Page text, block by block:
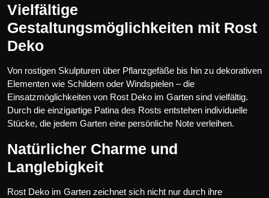
Vielfältige
Gestaltungsmöglichkeiten mit Rost
Deko
Von rostigen Skulpturen über Pflanzgefäße bis hin zu dekorativen
Elementen wie Schildern oder Windspielen – die
Einsatzmöglichkeiten von Rost Deko im Garten sind vielfältig.
Durch die einzigartige Patina des Rosts entstehen individuelle
Stücke, die jedem Garten eine persönliche Note verleihen.
Natürlicher Charme und
Langlebigkeit
Rost Deko im Garten zeichnet sich nicht nur durch ihre